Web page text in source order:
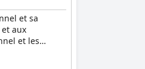
et sa
aux
et les